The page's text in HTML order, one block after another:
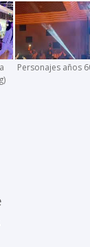
Personajes años